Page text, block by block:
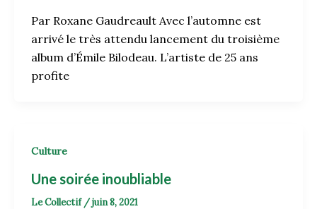
Par Roxane Gaudreault Avec l’automne est
arrivé le très attendu lancement du troisième
album d’Émile Bilodeau. L’artiste de 25 ans
profite
Culture
Une soirée inoubliable
Le Collectif /juin 8, 2021